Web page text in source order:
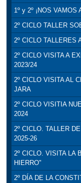
1º y 2º ¡NOS VAMOS
2º CICLO TALLER
2º CICLO TALLERES
2º CICLO VISITA A
2023/24
2º CICLO VISITA AL
JARA
2º CICLO VISITIA
2024
2º CICLO. TALLER
2025-26
2º CICLO. VISITA LA
HIERRO"
2º DÍA DE LA